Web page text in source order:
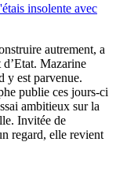
insolente avec
autrement, a
Mazarine
y est parvenue.
publie ces jours-ci
ambitieux sur la
Invitée de
regard, elle revient